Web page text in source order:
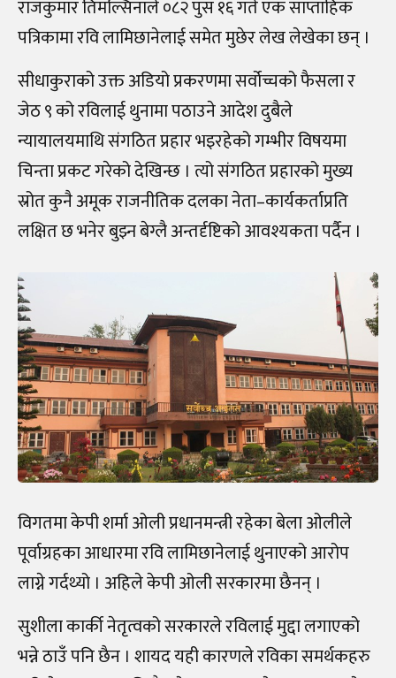
राजकुमार तिमल्सिनाले ०८२ पुस १६ गते एक साप्ताहिक
पत्रिकामा रवि लामिछानेलाई समेत मुछेर लेख लेखेका छन् ।
सीधाकुराको उक्त अडियो प्रकरणमा सर्वोच्चको फैसला र
जेठ ९ को रविलाई थुनामा पठाउने आदेश दुबैले
न्यायालयमाथि संगठित प्रहार भइरहेको गम्भीर विषयमा
चिन्ता प्रकट गरेको देखिन्छ । त्यो संगठित प्रहारको मुख्य
स्रोत कुनै अमूक राजनीतिक दलका नेता–कार्यकर्ताप्रति
लक्षित छ भनेर बुझ्न बेग्लै अन्तर्दृष्टिको आवश्यकता पर्दैन ।
विगतमा केपी शर्मा ओली प्रधानमन्त्री रहेका बेला ओलीले
पूर्वाग्रहका आधारमा रवि लामिछानेलाई थुनाएको आरोप
लाग्ने गर्दथ्यो । अहिले केपी ओली सरकारमा छैनन् ।
सुशीला कार्की नेतृत्वको सरकारले रविलाई मुद्दा लगाएको
भन्ने ठाउँ पनि छैन । शायद यही कारणले रविका समर्थकहरु